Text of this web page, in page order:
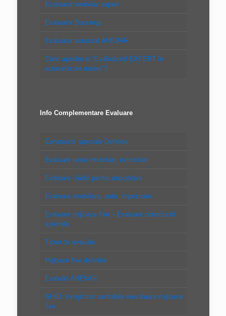
Evaluator imobiliar expert
Evaluator Bucureşti
Evaluator autorizat ANEVAR
Când apelăm la “Evaluatorul EXPERT în
autovehicule rutiere”?
Info Complementare Evaluare
Constructii speciale Definitie
Evaluare teren intravilan, extravilan
Evaluare clădiri pentru impozitare
Evaluare imobiliara, auto, impozitare
Evaluare mijloace fixe – Evaluare constructii
speciale
Tipuri de evaluări
Mijloace fixe definitie
Evaluări ANEVAR
GHID: Inregistrari contabile reevaluare mijloace
fixe